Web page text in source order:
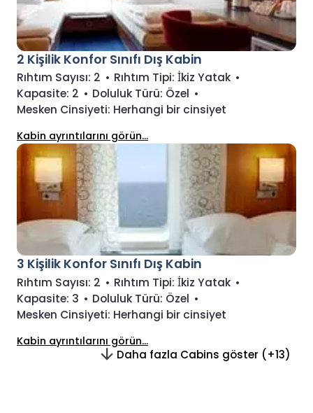
2 Kişilik Konfor Sınıfı Dış Kabin
Rıhtım Sayısı: 2 • Rıhtım Tipi:İkiz Yatak •
Kapasite: 2 • Doluluk Türü: Özel •
Mesken Cinsiyeti: Herhangi bir cinsiyet
Kabin ayrıntılarını görün...
3 Kişilik Konfor Sınıfı Dış Kabin
Rıhtım Sayısı: 2 • Rıhtım Tipi:İkiz Yatak •
Kapasite: 3 • Doluluk Türü: Özel •
Mesken Cinsiyeti: Herhangi bir cinsiyet
Kabin ayrıntılarını görün...
Daha fazla Cabins göster (+13)